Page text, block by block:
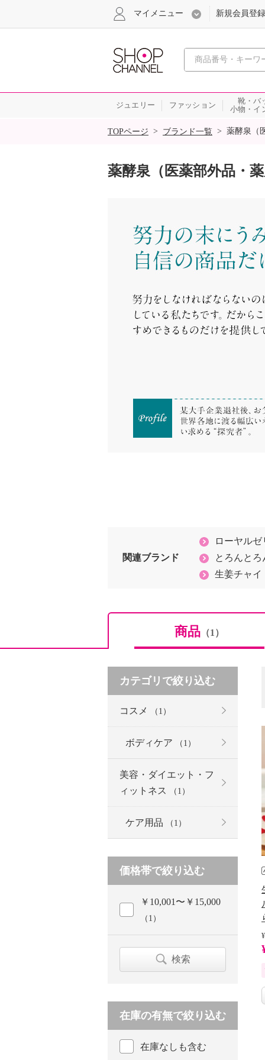
心おどる
マイメニュー 新規会員登録
ジュエリー ファッション
靴・バ
小物・イ
SALE
TOPページ > ブランド一覧 > 薬酵泉（
薬酵泉（医薬部外品・
関連ブランド
ローヤルゼ
とろんと
生姜チャイ
商品 （1）
カテゴリで絞り込む
コスメ （1）
ボディケア （1）
美容・ダイエット・フ
ィットネス
（1）
ケア用品 （1）
価格帯で絞り込む
￥10,001〜￥15,000
（1）
検索
在庫の有無で絞り込む
在庫なしも含む